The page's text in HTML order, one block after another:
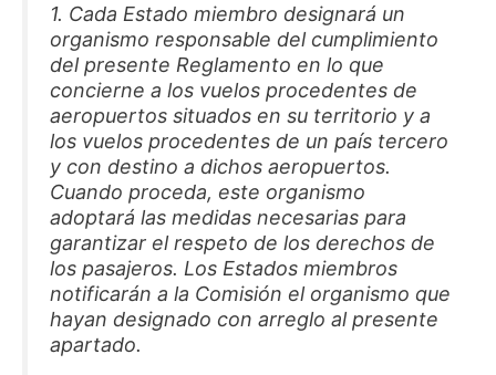
1. Cada Estado miembro designará un
organismo responsable del cumplimiento
del presente Reglamento en lo que
concierne a los vuelos procedentes de
aeropuertos situados en su territorio y a
los vuelos procedentes de un país tercero
y con destino a dichos aeropuertos.
Cuando proceda, este organismo
adoptará las medidas necesarias para
garantizar el respeto de los derechos de
los pasajeros. Los Estados miembros
notificarán a la Comisión el organismo que
hayan designado con arreglo al presente
apartado.